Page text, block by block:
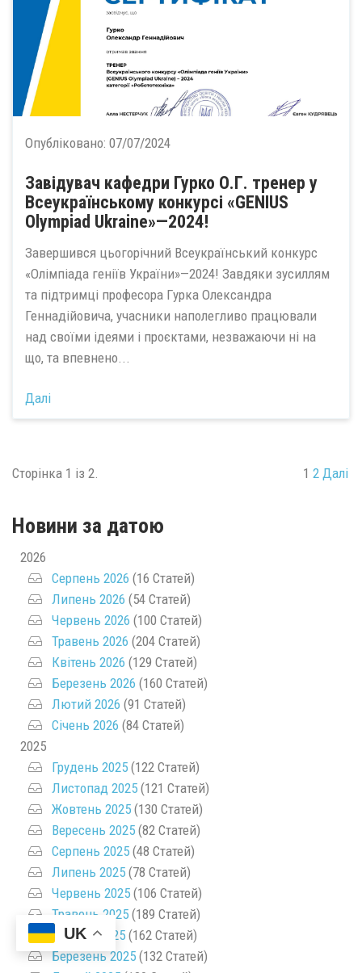
Опубліковано: 07/07/2024
Завідувач кафедри Гурко О.Г. тренер у
Всеукраїнському конкурсі «GENIUS
Olympiad Ukraine»—2024!
Завершився цьогорічний Всеукраїнський конкурс
«Олімпіада геніїв України»—2024! Завдяки зусиллям
та підтримці професора Гурка Олександра
Геннадійовича, учасники наполегливо працювали
над своїми ідеями і проєктами, незважаючи ні на
що, та впевнено...
Далі
Сторінка 1 із 2. 1 2 Далі
Новини за датою
2026
Серпень 2026 (16 Статей)
Липень 2026 (54 Статей)
Червень 2026 (100 Статей)
Травень 2026 (204 Статей)
Квітень 2026 (129 Статей)
Березень 2026 (160 Статей)
Лютий 2026 (91 Статей)
Січень 2026 (84 Статей)
2025
Грудень 2025 (122 Статей)
Листопад 2025 (121 Статей)
Жовтень 2025 (130 Статей)
Вересень 2025 (82 Статей)
Серпень 2025 (48 Статей)
Липень 2025 (78 Статей)
Червень 2025 (106 Статей)
Травень 2025 (189 Статей)
Квітень 2025 (162 Статей)
Березень 2025 (132 Статей)
UK